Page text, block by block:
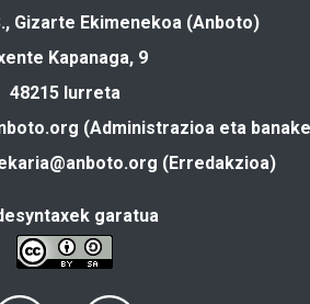
Gizarte Ekimenekoa (Anboto)
Kapanaga, 9
48215 Iurreta
(Administrazioa eta
(Erredakzioa)
garatua